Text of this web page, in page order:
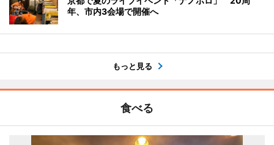
年、市内3会場で開催へ
もっと見る
食べる